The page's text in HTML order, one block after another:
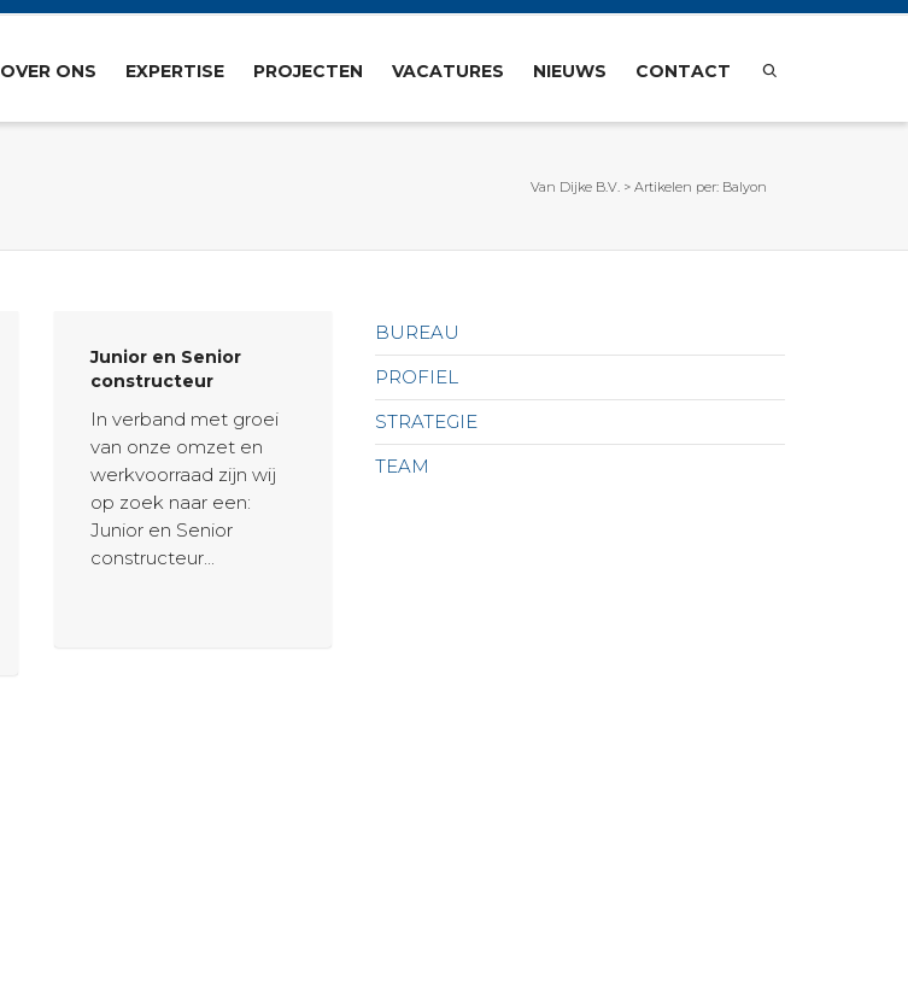
OVER ONS EXPERTISE PROJECTEN VACATURES NIEUWS CONTACT
Van Dijke B.V. > Artikelen per: Balyon
Junior en Senior
constructeur
In verband met groei
van onze omzet en
werkvoorraad zijn wij
op zoek naar een:
Junior en Senior
constructeur...
BUREAU
PROFIEL
STRATEGIE
TEAM